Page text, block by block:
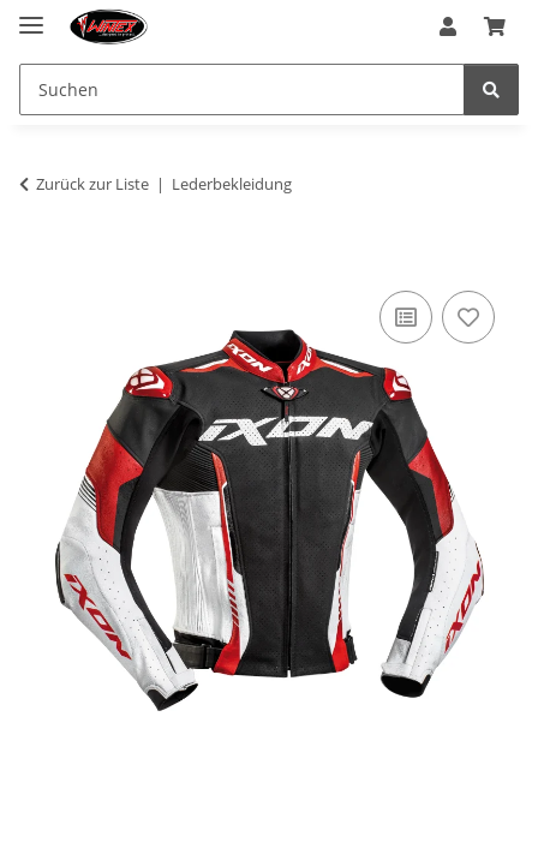
Zurück zur Liste Lederbekleidung